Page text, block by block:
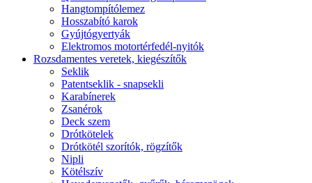
Hangtompítólemez
Hosszabító karok
Gyújtógyertyák
Elektromos motortérfedél-nyitók
Rozsdamentes veretek, kiegészítők
Seklik
Patentseklik - snapsekli
Karabínerek
Zsanérok
Deck szem
Drótkötelek
Drótkötél szorítók, rögzítők
Nipli
Kötélszív